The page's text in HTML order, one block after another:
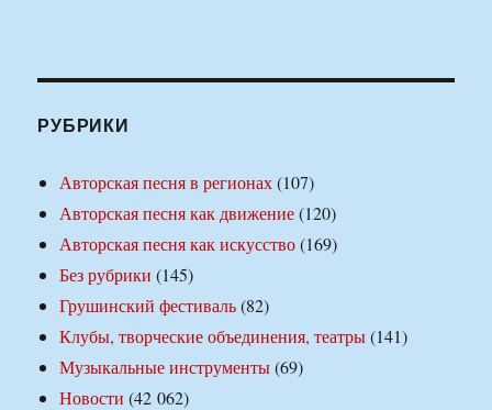
РУБРИКИ
Авторская песня в регионах(107)
Авторская песня как движение(120)
Авторская песня как искусство(169)
Без рубрики (145)
Грушинский фестиваль(82)
Клубы, творческие объединения, театры(141)
Музыкальные инструменты(69)
Новости (42 062)